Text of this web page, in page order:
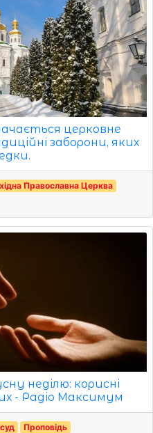
церковне
заборони, яких
Православна Церква
неділю: корисні
- Радіо Максимум
Проповідь